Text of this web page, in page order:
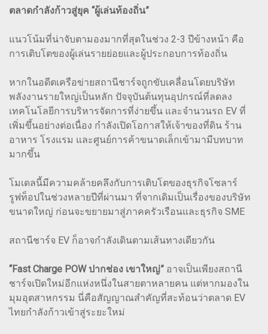
ตลาดกำลังก้าวสู่ยุค “ผู้เล่นท้องถิ่น”
แนวโน้มที่น่าจับตามองมากที่สุดในช่วง 2-3 ปีข้างหน้า คือ
การเติบโตของผู้เล่นรายย่อยและผู้ประกอบการท้องถิ่น
หากในอดีตเครือข่ายสถานีชาร์จถูกขับเคลื่อนโดยบริษัท
พลังงานรายใหญ่เป็นหลัก ปัจจุบันต้นทุนอุปกรณ์ที่ลดลง
เทคโนโลยีการบริหารจัดการที่ง่ายขึ้น และจำนวนรถ EV ที่
เพิ่มขึ้นอย่างต่อเนื่อง กำลังเปิดโอกาสให้เจ้าของที่ดิน ร้าน
อาหาร โรงแรม และศูนย์การค้าขนาดเล็กเข้ามามีบทบาท
มากขึ้น
โมเดลนี้มีความคล้ายคลึงกับการเติบโตของธุรกิจโซลาร์
รูฟท็อปในช่วงหลายปีที่ผ่านมา ที่จากเดิมเป็นเรื่องของบริษัท
ขนาดใหญ่ ก่อนจะขยายมาสู่ภาคครัวเรือนและธุรกิจ SME
สถานีชาร์จ EV ก็อาจกำลังเดินตามเส้นทางเดียวกัน
“Fast Charge POW ปากช่อง เขาใหญ่” อาจเป็นเพียงสถานี
ชาร์จเปิดใหม่อีกแห่งหนึ่งในสายตาหลายคน แต่หากมองใน
มุมอุตสาหกรรม นี่คือสัญญาณสำคัญที่สะท้อนว่าตลาด EV
ไทยกำลังก้าวเข้าสู่ระยะใหม่